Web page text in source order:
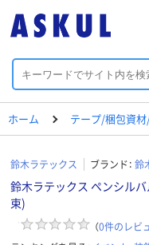
ホーム テープ/梱包資
鈴木ラテックス ブランド： 鈴
鈴木ラテックス ペンシル
束)
（0件のレビ